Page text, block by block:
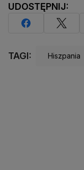
UDOSTĘPNIJ:
TAGI: Hiszpania